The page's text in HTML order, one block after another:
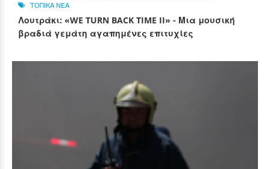
ΤΟΠΙΚΑ ΝΕΑ
Λουτράκι: «WE TURN BACK TIME II» - Μια μουσική
βραδιά γεμάτη αγαπημένες επιτυχίες